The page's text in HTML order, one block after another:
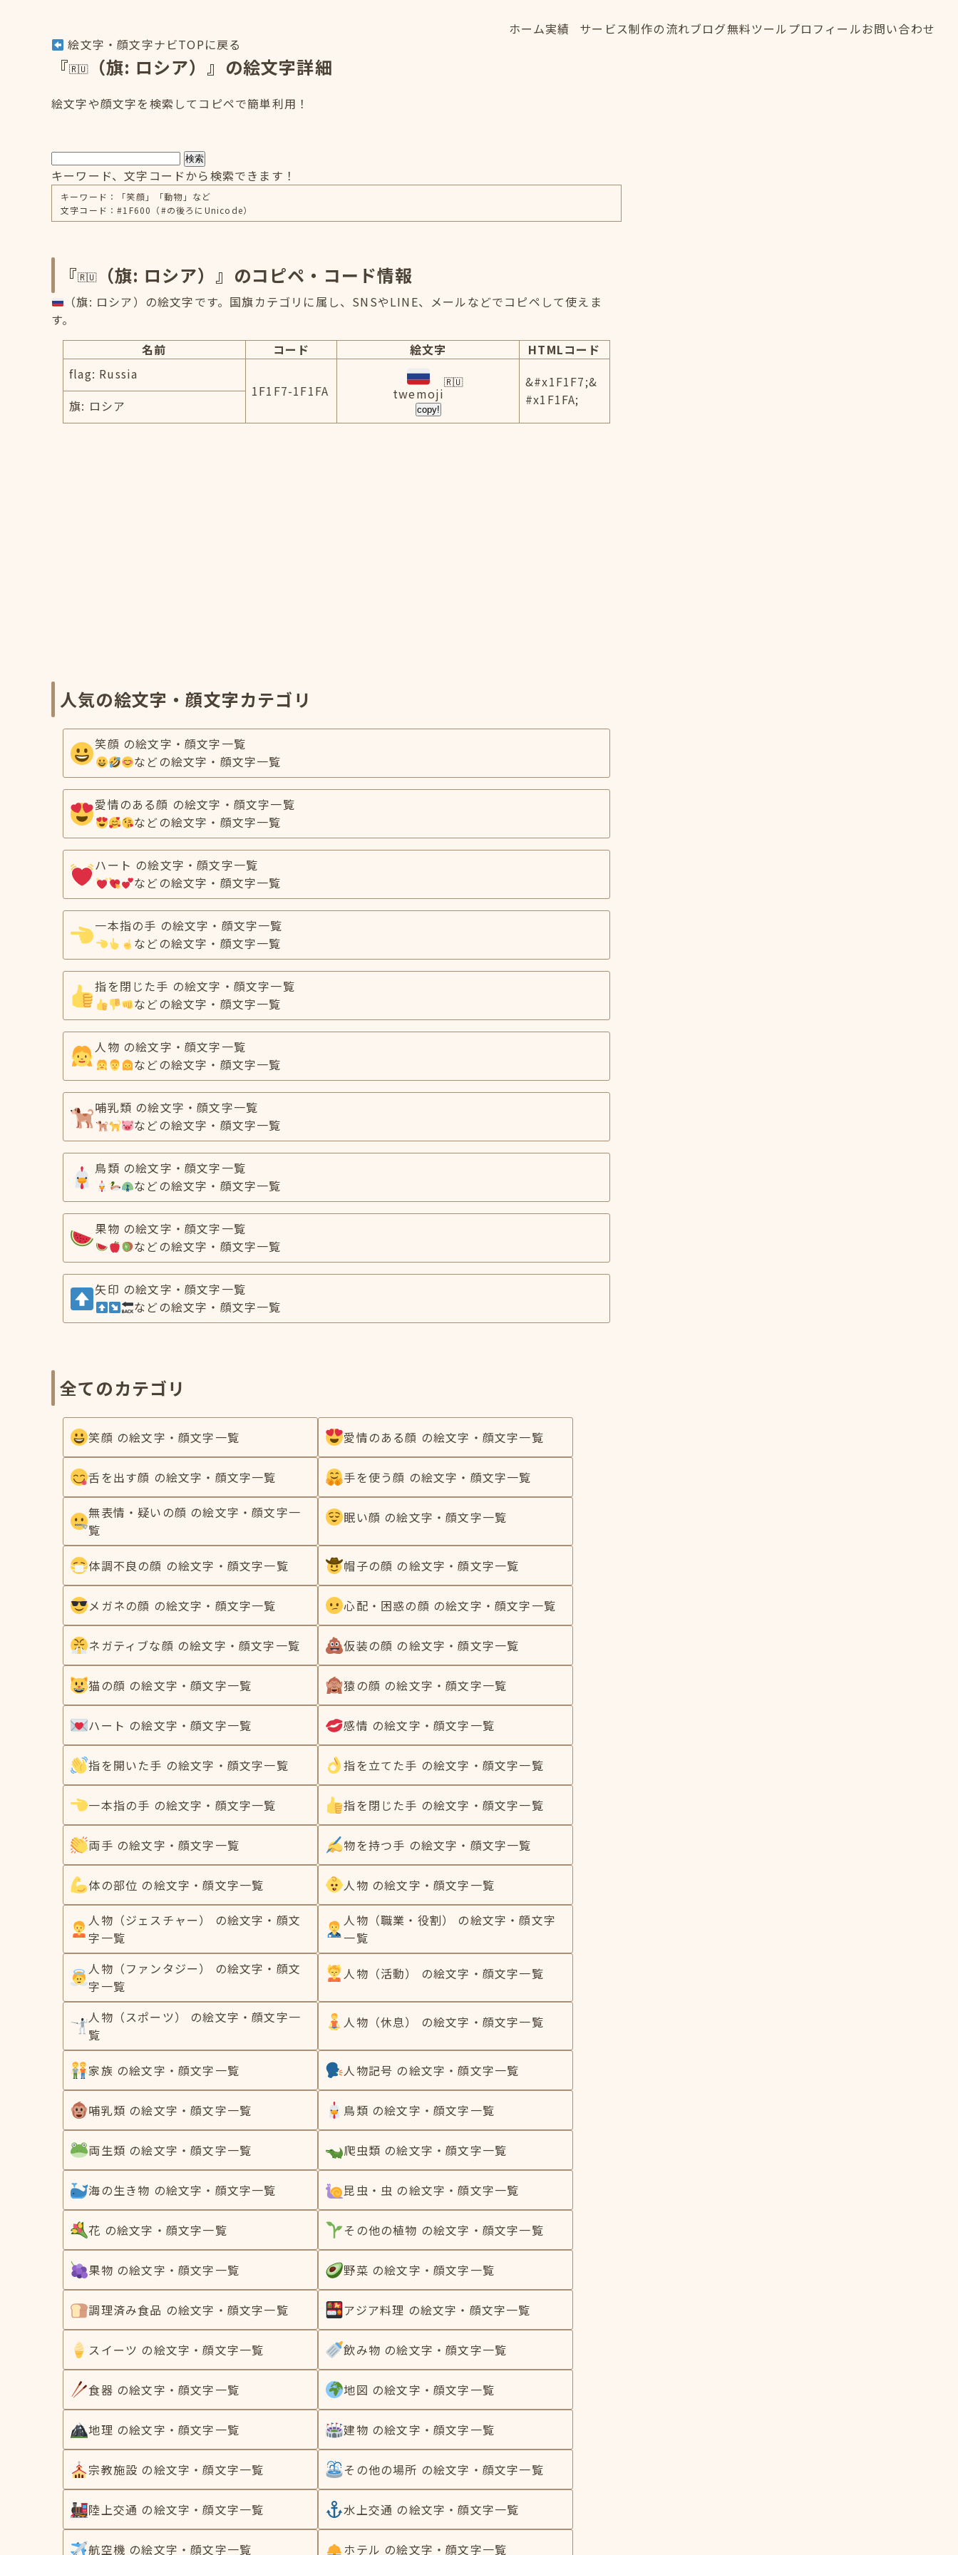
ホーム実績
サービス制作の流れブログ無料ツール プロフィールお問い合わせ
絵文字・顔文字ナビTOPに戻る
『 （旗: ロシア）』の絵文字詳細
絵文字や顔文字を検索してコピペで簡単利用！
検索
キーワード、文字コードから検索できます！
キーワード：「笑顔」「動物」など
文字コード：#1F600（#の後ろにUnicode）
『 （旗: ロシア）』のコピペ・コード情報
（旗: ロシア）の絵文字です。国旗カテゴリに属し、SNSやLINE、メールなどでコピペして使えま
す。
名前
コード 絵文字
HTMLコード
flag: Russia
1F1F7-1F1FA
twemoji
copy!
&#x1F1F7;&
#x1F1FA;
旗: ロシア
人気の絵文字・顔文字カテゴリ
笑顔 の絵文字・顔文字一覧
などの絵文字・顔文字一覧
愛情のある顔 の絵文字・顔文字一覧
などの絵文字・顔文字一覧
ハート の絵文字・顔文字一覧
などの絵文字・顔文字一覧
一本指の手 の絵文字・顔文字一覧
などの絵文字・顔文字一覧
指を閉じた手 の絵文字・顔文字一覧
などの絵文字・顔文字一覧
人物 の絵文字・顔文字一覧
などの絵文字・顔文字一覧
哺乳類 の絵文字・顔文字一覧
などの絵文字・顔文字一覧
鳥類 の絵文字・顔文字一覧
などの絵文字・顔文字一覧
果物 の絵文字・顔文字一覧
などの絵文字・顔文字一覧
矢印 の絵文字・顔文字一覧
などの絵文字・顔文字一覧
全てのカテゴリ
笑顔 の絵文字・顔文字一覧 愛情のある顔 の絵文字・顔文字一覧
舌を出す顔 の絵文字・顔文字一覧 手を使う顔 の絵文字・顔文字一覧
無表情・疑いの顔 の絵文字・顔文字一
覧
眠い顔 の絵文字・顔文字一覧
体調不良の顔 の絵文字・顔文字一覧 帽子の顔 の絵文字・顔文字一覧
メガネの顔 の絵文字・顔文字一覧 心配・困惑の顔 の絵文字・顔文字一覧
ネガティブな顔 の絵文字・顔文字一覧 仮装の顔 の絵文字・顔文字一覧
猫の顔 の絵文字・顔文字一覧 猿の顔 の絵文字・顔文字一覧
ハート の絵文字・顔文字一覧 感情 の絵文字・顔文字一覧
指を開いた手 の絵文字・顔文字一覧 指を立てた手 の絵文字・顔文字一覧
一本指の手 の絵文字・顔文字一覧 指を閉じた手 の絵文字・顔文字一覧
両手 の絵文字・顔文字一覧 物を持つ手 の絵文字・顔文字一覧
体の部位 の絵文字・顔文字一覧 人物 の絵文字・顔文字一覧
人物（ジェスチャー） の絵文字・顔文
字一覧
人物（職業・役割） の絵文字・顔文字
一覧
人物（ファンタジー） の絵文字・顔文
字一覧
人物（活動） の絵文字・顔文字一覧
人物（スポーツ） の絵文字・顔文字一
覧
人物（休息） の絵文字・顔文字一覧
家族 の絵文字・顔文字一覧 人物記号 の絵文字・顔文字一覧
哺乳類 の絵文字・顔文字一覧 鳥類 の絵文字・顔文字一覧
両生類 の絵文字・顔文字一覧 爬虫類 の絵文字・顔文字一覧
海の生き物 の絵文字・顔文字一覧 昆虫・虫 の絵文字・顔文字一覧
花 の絵文字・顔文字一覧 その他の植物 の絵文字・顔文字一覧
果物 の絵文字・顔文字一覧 野菜 の絵文字・顔文字一覧
調理済み食品 の絵文字・顔文字一覧 アジア料理 の絵文字・顔文字一覧
スイーツ の絵文字・顔文字一覧 飲み物 の絵文字・顔文字一覧
食器 の絵文字・顔文字一覧 地図 の絵文字・顔文字一覧
地理 の絵文字・顔文字一覧 建物 の絵文字・顔文字一覧
宗教施設 の絵文字・顔文字一覧 その他の場所 の絵文字・顔文字一覧
陸上交通 の絵文字・顔文字一覧 水上交通 の絵文字・顔文字一覧
航空機 の絵文字・顔文字一覧 ホテル の絵文字・顔文字一覧